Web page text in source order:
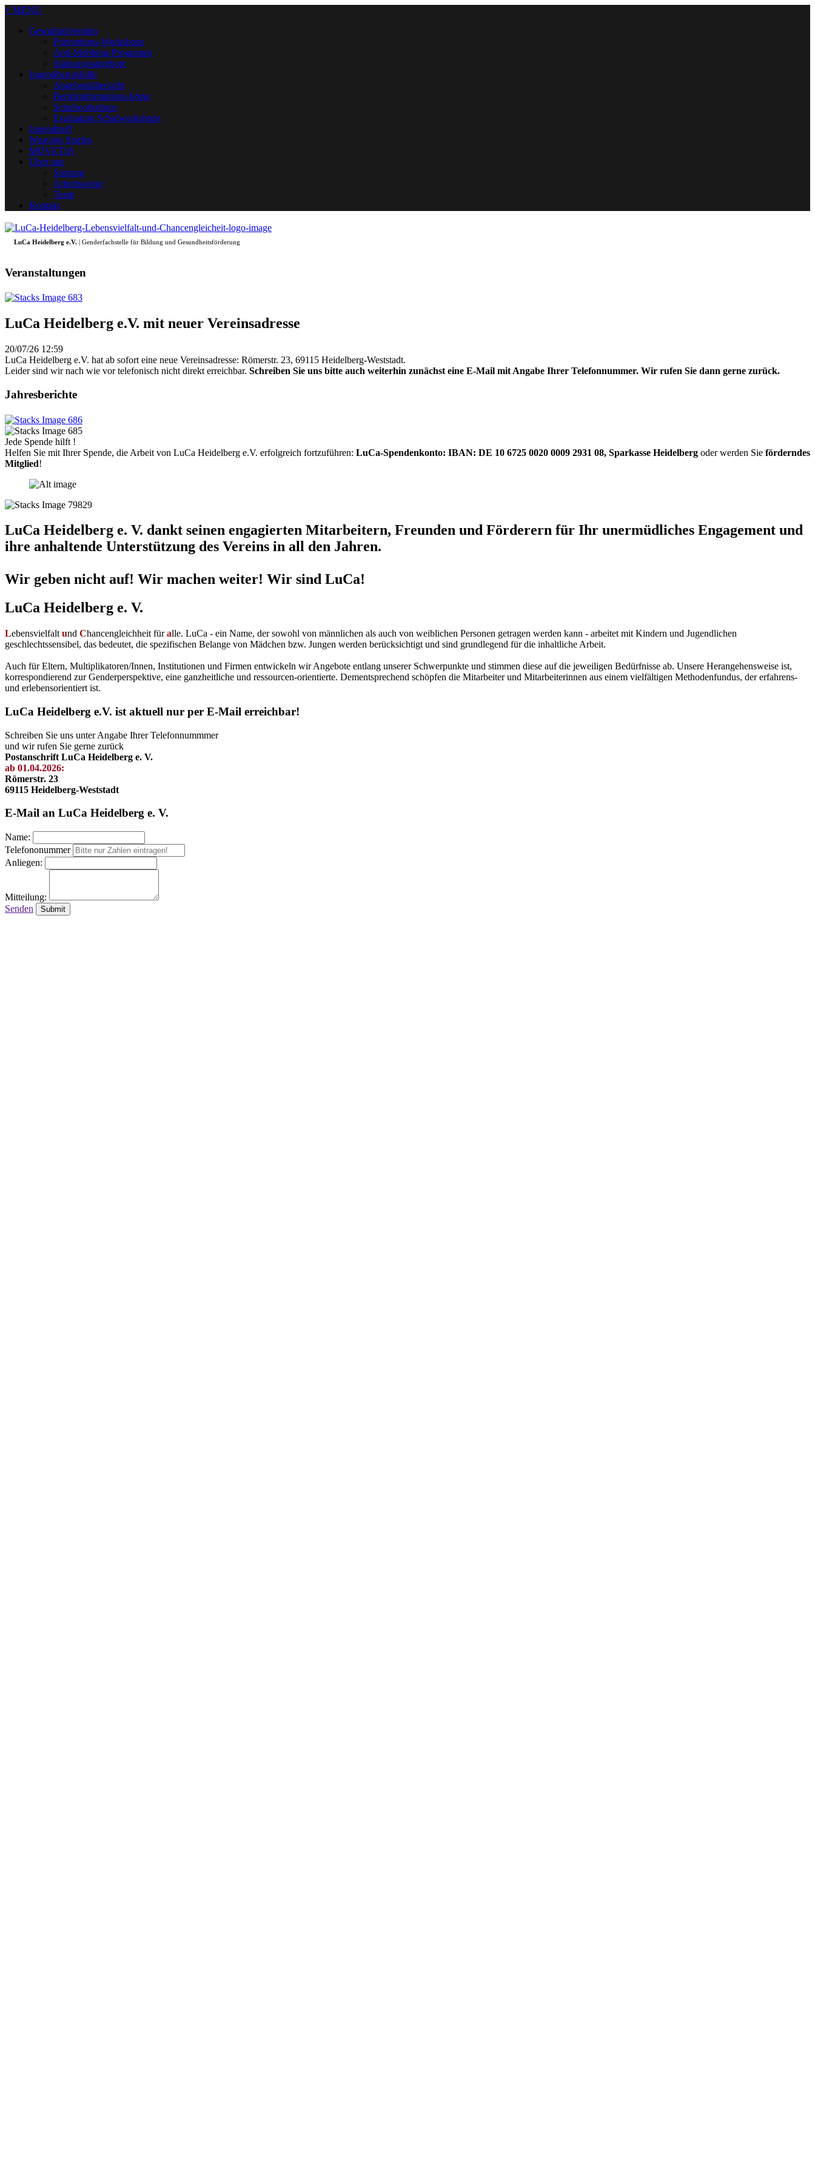
+ MENU
Gewaltprävention
Präventions-Workshops
Anti-Mobbing-Programm
Stärkungsangebote
Jugendberufshilfe
Angebotsübersicht
Berufsinformations-börse
Schulworkshops
Evaluation Schulworkshops
Jugendtreff
Weaving Stories
MOVETIA
Über uns
Satzung
Arbeitsweise
Team
Kontakt
LuCa Heidelberg e.V. | Genderfachstelle für Bildung und Gesundheitsförderung
Veranstaltungen
LuCa Heidelberg e.V. mit neuer Vereinsadresse
20/07/26 12:59
LuCa Heidelberg e.V. hat ab sofort eine neue Vereinsadresse: Römerstr. 23, 69115 Heidelberg-Weststadt.
Leider sind wir nach wie vor telefonisch nicht direkt erreichbar. Schreiben Sie uns bitte auch weiterhin zunächst eine E-Mail mit Angabe Ihrer Telefonnummer. Wir rufen Sie dann gerne zurück.
Jahresberichte
Jede Spende hilft !
Helfen Sie mit Ihrer Spende, die Arbeit von LuCa Heidelberg e.V. erfolgreich fortzuführen: LuCa-Spendenkonto: IBAN: DE 10 6725 0020 0009 2931 08, Sparkasse Heidelberg oder werden Sie förderndes
Mitglied!
LuCa Heidelberg e. V. dankt seinen engagierten Mitarbeitern, Freunden und Förderern für Ihr unermüdliches Engagement und
ihre anhaltende Unterstützung des Vereins in all den Jahren.
Wir geben nicht auf! Wir machen weiter! Wir sind LuCa!
LuCa Heidelberg e. V.
Lebensvielfalt und Chancengleichheit füralle. LuCa - ein Name, der sowohl von männlichen als auch von weiblichen Personen getragen werden kann - arbeitet mit Kindern und Jugendlichen
geschlechtssensibel, das bedeutet, die spezifischen Belange von Mädchen bzw. Jungen werden berücksichtigt und sind grundlegend für die inhaltliche Arbeit.
Auch für Eltern, Multiplikatoren/Innen, Institutionen und Firmen entwickeln wir Angebote entlang unserer Schwerpunkte und stimmen diese auf die jeweiligen Bedürfnisse ab. Unsere Herangehensweise ist,
korrespondierend zur Genderperspektive, eine ganzheitliche und ressourcen-orientierte. Dementsprechend schöpfen die Mitarbeiter und Mitarbeiterinnen aus einem vielfältigen Methodenfundus, der erfahrens-
und erlebensorientiert ist.
LuCa Heidelberg e.V. ist aktuell nur per E-Mail erreichbar!
Schreiben Sie uns unter Angabe Ihrer Telefonnummmer
und wir rufen Sie gerne zurück
Postanschrift LuCa Heidelberg e. V.
ab 01.04.2026:
Römerstr. 23
69115 Heidelberg-Weststadt
E-Mail an LuCa Heidelberg e. V.
Name:
Telefononummer
Anliegen:
Mitteilung:
Senden